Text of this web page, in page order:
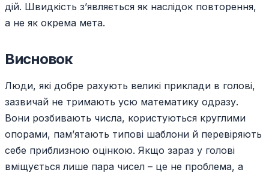
дій. Швидкість з’являється як наслідок повторення,
а не як окрема мета.
Висновок
Люди, які добре рахують великі приклади в голові,
зазвичай не тримають усю математику одразу.
Вони розбивають числа, користуються круглими
опорами, пам’ятають типові шаблони й перевіряють
себе приблизною оцінкою. Якщо зараз у голові
вміщується лише пара чисел – це не проблема, а